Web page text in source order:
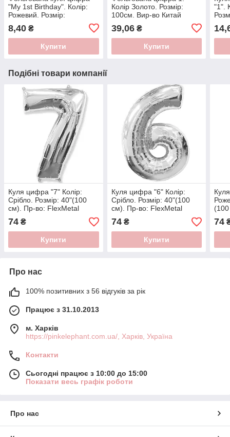
"My 1st Birthday". Колір:
Рожевий. Розмір:
8,40 ₴
Купити
Колір Золото. Розмір:
100см. Вир-во Китай
39,06₴
Купити
"1".
Подібні товари компанії
Куля цифра "7" Колір:
Срібло. Розмір: 40"(100
см). Пр-во: FlexMetal
(Іспанія)
74 ₴
Купити
Куля цифра "6" Колір:
Срібло. Розмір: 40"(100
см). Пр-во: FlexMetal
(Іспанія)
74₴
Купити
74
Про нас
100% позитивних з 56 відгуків за рік
Працює з 31.10.2013
м. Харків
https://pinkelephant.com.ua/, Харків, Україна
Контакти
Сьогодні працює з 10:00 до 15:00
Показати весь графік роботи
Про нас